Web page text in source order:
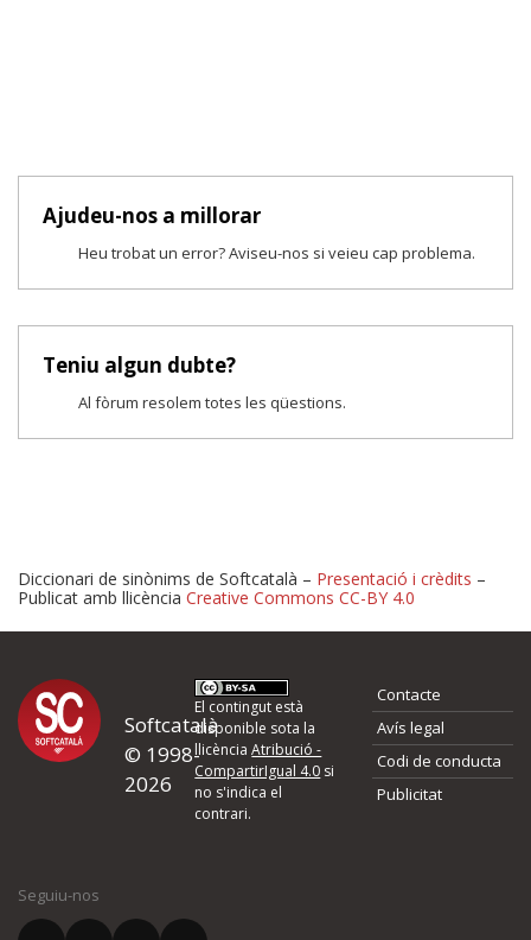
Ajudeu-nos a millorar
Heu trobat un error? Aviseu-nos si veieu cap problema.
Teniu algun dubte?
Al fòrum resolem totes les qüestions.
Proposeu-nos millores o
d'errors
Si heu trobat un error o voleu proposar alguna millora, ompliu els
quina és la millora que proposeu o l'error del qual voleu informar-
Diccionari de sinònims de Softcatalà – Presentació i crèdits –
Publicat amb llicència Creative Commons CC-BY 4.0
Softcatalà
© 1998-
2026
El contingut està
disponible sota la
llicènciaAtribució -
CompartirIgual 4.0 si
no s'indica el
contrari.
Contacte
Avís legal
Codi de conducta
Publicitat
Seguiu-nos